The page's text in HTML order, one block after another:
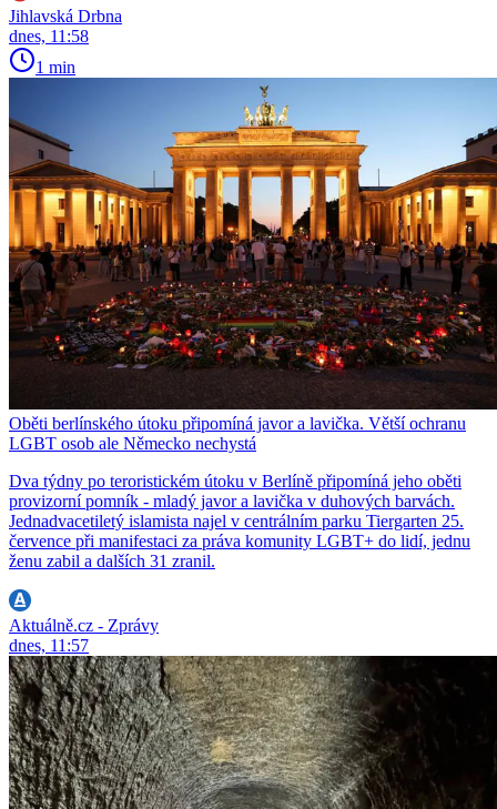
Jihlavská Drbna
dnes, 11:58
1 min
Oběti berlínského útoku připomíná javor a lavička. Větší ochranu
LGBT osob ale Německo nechystá
Dva týdny po teroristickém útoku v Berlíně připomíná jeho oběti
provizorní pomník - mladý javor a lavička v duhových barvách.
Jednadvacetiletý islamista najel v centrálním parku Tiergarten 25.
července při manifestaci za práva komunity LGBT+ do lidí, jednu
ženu zabil a dalších 31 zranil.
Aktuálně.cz - Zprávy
dnes, 11:57